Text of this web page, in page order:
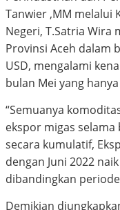
Tanwier ,MM melalui
Negeri, T.Satria Wira
Provinsi Aceh dalam
USD, mengalami
bulan Mei yang
“Semuanya
ekspor migas selama
secara kumulatif,
dengan Juni 2022
dibandingkan
Demikian